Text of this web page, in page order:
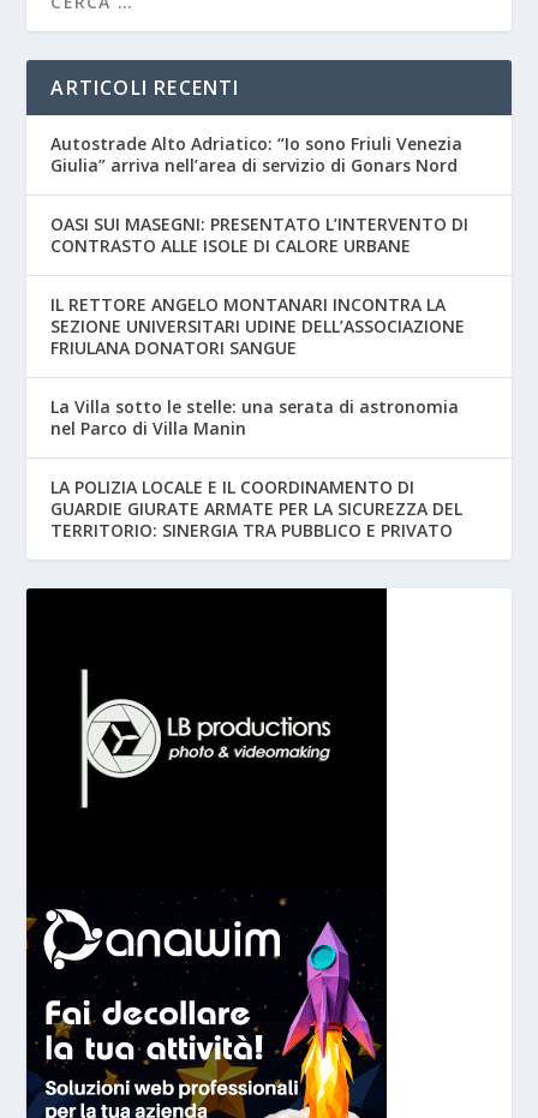
ARTICOLI RECENTI
Autostrade Alto Adriatico: “Io sono Friuli Venezia
Giulia” arriva nell’area di servizio di Gonars Nord
OASI SUI MASEGNI: PRESENTATO L’INTERVENTO DI
CONTRASTO ALLE ISOLE DI CALORE URBANE
IL RETTORE ANGELO MONTANARI INCONTRA LA
SEZIONE UNIVERSITARI UDINE DELL’ASSOCIAZIONE
FRIULANA DONATORI SANGUE
La Villa sotto le stelle: una serata di astronomia
nel Parco di Villa Manin
LA POLIZIA LOCALE E IL COORDINAMENTO DI
GUARDIE GIURATE ARMATE PER LA SICUREZZA DEL
TERRITORIO: SINERGIA TRA PUBBLICO E PRIVATO